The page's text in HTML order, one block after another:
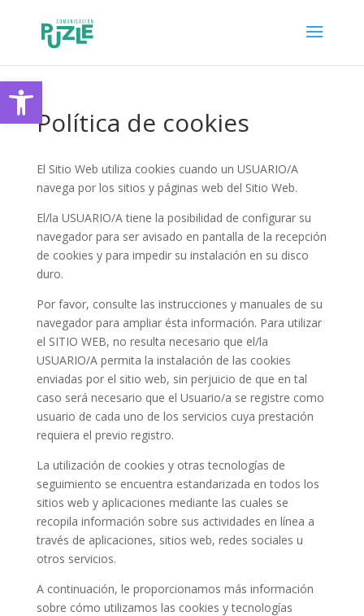
Abrir barra de herramientas
Política de cookies
El Sitio Web utiliza cookies cuando un USUARIO/A
navega por los sitios y páginas web del Sitio Web.
El/la USUARIO/A tiene la posibilidad de configurar su
navegador para ser avisado en pantalla de la recepción
de cookies y para impedir su instalación en su disco
duro.
Por favor, consulte las instrucciones y manuales de su
navegador para ampliar ésta información. Para utilizar
el SITIO WEB, no resulta necesario que el/la
USUARIO/A permita la instalación de las cookies
enviadas por el sitio web, sin perjuicio de que en tal
caso será necesario que el Usuario/a se registre como
usuario de cada uno de los servicios cuya prestación
requiera el previo registro.
La utilización de cookies y otras tecnologías de
seguimiento se encuentra estandarizada en todos los
sitios web y aplicaciones mediante las cuales se
recopila información sobre sus actividades en línea a
través de aplicaciones, sitios web, redes sociales u
otros servicios.
A continuación, le proporcionamos más información
sobre cómo utilizamos las cookies y tecnologías